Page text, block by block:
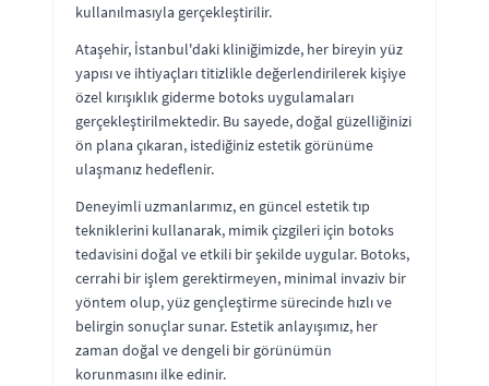
kullanılmasıyla gerçekleştirilir.
Ataşehir, İstanbul'daki kliniğimizde, her bireyin yüz
yapısı ve ihtiyaçları titizlikle değerlendirilerek kişiye
özel kırışıklık giderme botoks uygulamaları
gerçekleştirilmektedir. Bu sayede, doğal güzelliğinizi
ön plana çıkaran, istediğiniz estetik görünüme
ulaşmanız hedeflenir.
Deneyimli uzmanlarımız, en güncel estetik tıp
tekniklerini kullanarak, mimik çizgileri için botoks
tedavisini doğal ve etkili bir şekilde uygular. Botoks,
cerrahi bir işlem gerektirmeyen, minimal invaziv bir
yöntem olup, yüz gençleştirme sürecinde hızlı ve
belirgin sonuçlar sunar. Estetik anlayışımız, her
zaman doğal ve dengeli bir görünümün
korunmasını ilke edinir.